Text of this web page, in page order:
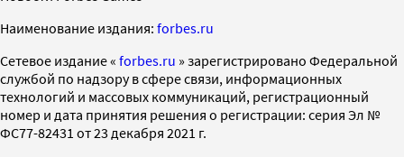
Наименование издания: forbes.ru
Cетевое издание « forbes.ru » зарегистрировано Федеральной
службой по надзору в сфере связи, информационных
технологий и массовых коммуникаций, регистрационный
номер и дата принятия решения о регистрации: серия Эл №
ФС77-82431 от 23 декабря 2021 г.